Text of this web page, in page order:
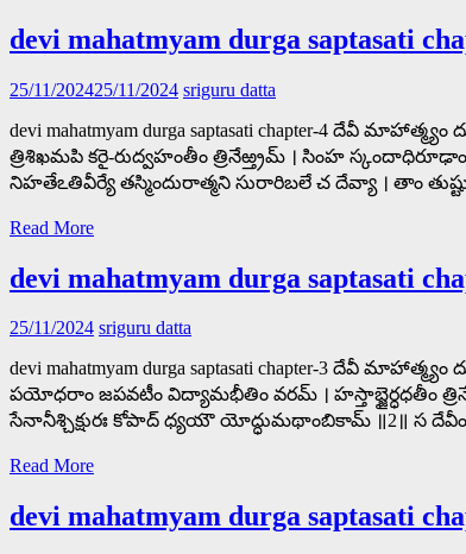
devi mahatmyam durga saptasati
25/11/202425/11/2024 sriguru datta
devi mahatmyam durga saptasati chapter-4 దేవీ
త్రిశిఖమపి కరై-రుద్వహంతీం త్రినేఱ్త్రమ్ । సింహ
నిహతేఽతివీర్యే తస్మిందురాత్మని సురారిబలే చ దేవ్యా । తాం
Read More
devi mahatmyam durga saptasati
25/11/2024 sriguru datta
devi mahatmyam durga saptasati chapter-3
పయోధరాం జపవటీం విద్యామభీతిం వరమ్ । హస్తాబ్జైర్ధధతీం
సేనానీశ్చిక్షురః కోపాద్ ధ్యయౌ యోద్ధుమథాంబికామ్ ॥2॥ స దేవీం
Read More
devi mahatmyam durga saptasati